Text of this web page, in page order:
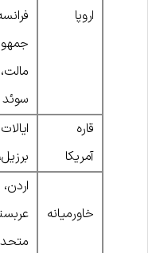
اروپا
سوئد
قاره
آمریکا
خاورمیانه